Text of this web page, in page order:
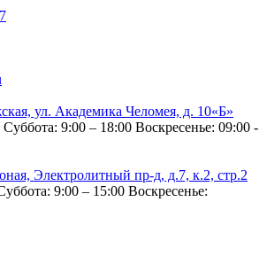
ул. Академика Челомея, д. 10«Б»
Суббота: 9:00 – 18:00 Воскресенье: 09:00 -
Электролитный пр-д, д.7, к.2, стр.2
9:00 – 15:00 Воскресенье: